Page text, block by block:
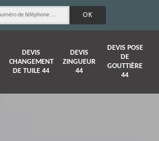
DEVIS
CHANGEMENT
DE TUILE 44
DEVIS
ZINGUEUR
44
DEVIS POSE
DE
GOUTTIÈRE
44